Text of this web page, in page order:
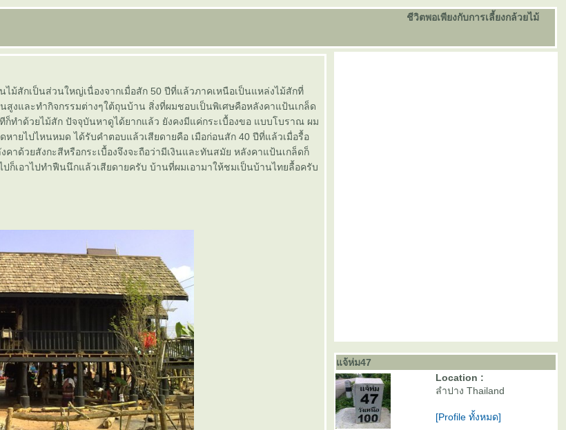
ชีวิตพอเพียงกับการเลี้ยงกล้วยไม้
ม้สักเป็นส่วนใหญ่เนื่องจากเมื่อสัก 50 ปีที่แล้วภาคเหนือเป็นแหล่งไม้สักที่
งและทำกิจกรรมต่างๆใต้ถุนบ้าน สิ่งที่ผมชอบเป็นพิเศษคือหลังคาแป้นเกล็ด
ก็ทำด้วยไม้สัก ปัจจุบันหาดูได้ยากแล้ว ยังคงมีแค่กระเบื้องขอ แบบโบราณ ผม
หายไปไหนหมด ได้รับคำตอบแล้วเสียดายคือ เมือก่อนสัก 40 ปีที่แล้วเมื่อรื้อ
าด้วยสังกะสีหรือกระเบื้องจึงจะถือว่ามีเงินและทันสมัย หลังคาแป้นเกล็ดก็
ปก็เอาไปทำฟืนนึกแล้วเสียดายครับ บ้านที่ผมเอามาให้ชมเป็นบ้านไทยลื้อครับ
จ้ห่ม47
Location :
ลำปาง Thailand
[Profile ทั้งหมด]